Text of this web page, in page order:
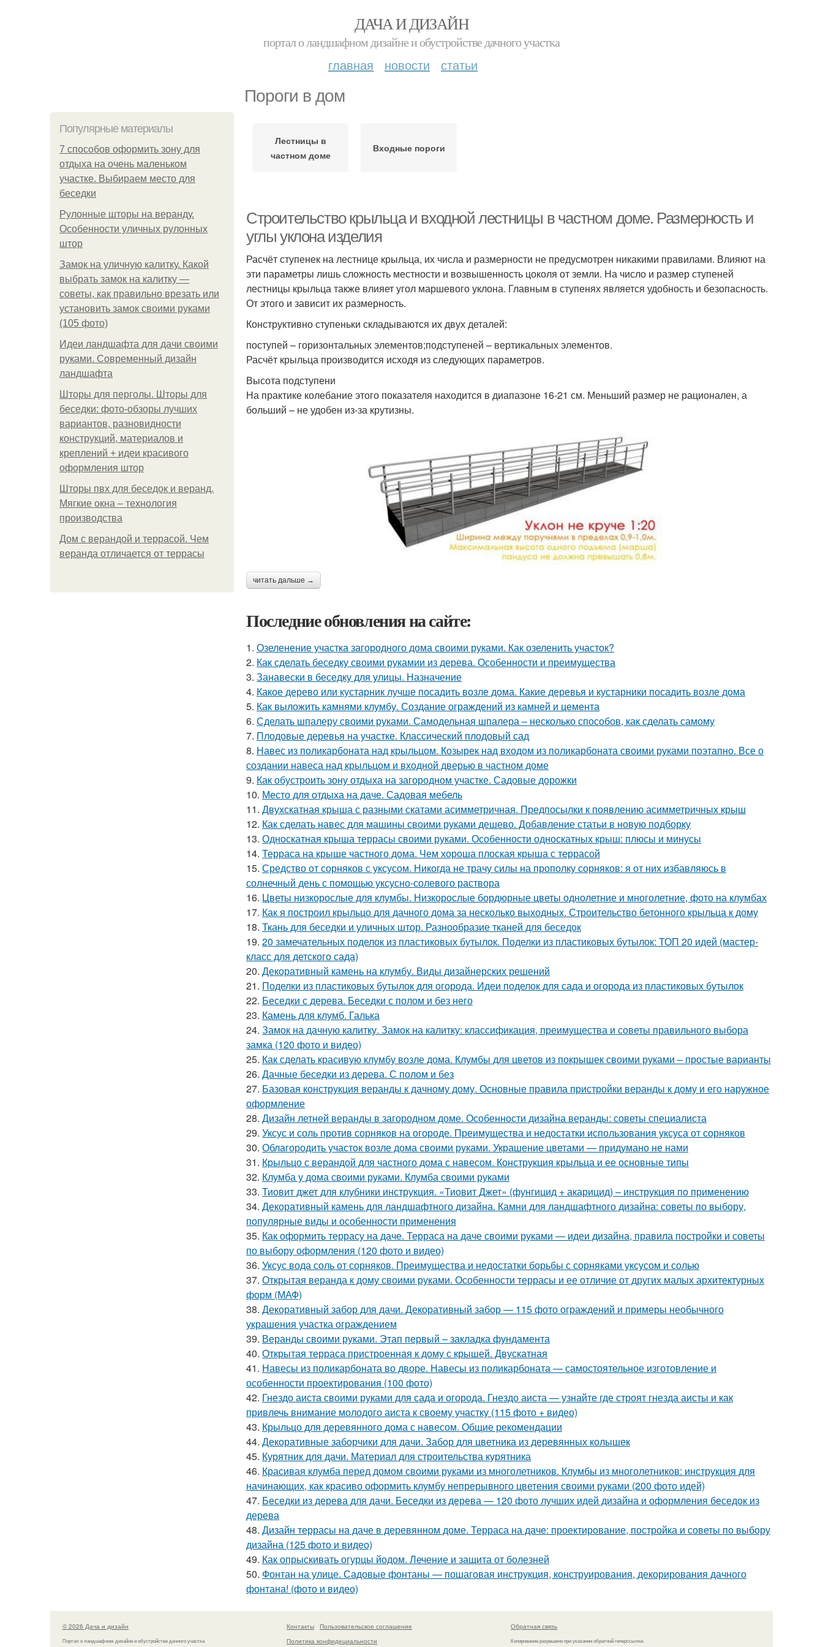
ДАЧА И ДИЗАЙН
портал о ландшафном дизайне и обустройстве дачного участка
главная новости статьи
Пороги в дом
Популярные материалы
7 способов оформить зону для
отдыха на очень маленьком
участке. Выбираем место для
беседки
Рулонные шторы на веранду.
Особенности уличных рулонных
штор
Замок на уличную калитку. Какой
выбрать замок на калитку —
советы, как правильно врезать или
установить замок своими руками
(105 фото)
Идеи ландшафта для дачи своими
руками. Современный дизайн
ландшафта
Шторы для перголы. Шторы для
беседки: фото-обзоры лучших
вариантов, разновидности
конструкций, материалов и
креплений + идеи красивого
оформления штор
Шторы пвх для беседок и веранд.
Мягкие окна – технология
производства
Дом с верандой и террасой. Чем
веранда отличается от террасы
Лестницы в
частном доме
Входные пороги
Строительство крыльца и входной лестницы в частном доме. Размерность и
углы уклона изделия
Расчёт ступенек на лестнице крыльца, их числа и размерности не предусмотрен никакими правилами. Влияют на
эти параметры лишь сложность местности и возвышенность цоколя от земли. На число и размер ступеней
лестницы крыльца также влияет угол маршевого уклона. Главным в ступенях является удобность и безопасность.
От этого и зависит их размерность.
Конструктивно ступеньки складываются их двух деталей:
поступей – горизонтальных элементов;подступеней – вертикальных элементов.
Расчёт крыльца производится исходя из следующих параметров.
Высота подступени
На практике колебание этого показателя находится в диапазоне 16-21 см. Меньший размер не рационален, а
больший – не удобен из-за крутизны.
читать дальше →
Последние обновления на сайте:
1. Озеленение участка загородного дома своими руками. Как озеленить участок?
2. Как сделать беседку своими рукамии из дерева. Особенности и преимущества
3. Занавески в беседку для улицы. Назначение
4. Какое дерево или кустарник лучше посадить возле дома. Какие деревья и кустарники посадить возле дома
5. Как выложить камнями клумбу. Создание ограждений из камней и цемента
6. Сделать шпалеру своими руками. Самодельная шпалера – несколько способов, как сделать самому
7. Плодовые деревья на участке. Классический плодовый сад
8. Навес из поликарбоната над крыльцом. Козырек над входом из поликарбоната своими руками поэтапно. Все о
создании навеса над крыльцом и входной дверью в частном доме
9. Как обустроить зону отдыха на загородном участке. Садовые дорожки
10. Место для отдыха на даче. Садовая мебель
11. Двухскатная крыша с разными скатами асимметричная. Предпосылки к появлению асимметричных крыш
12. Как сделать навес для машины своими руками дешево. Добавление статьи в новую подборку
13. Односкатная крыша террасы своими руками. Особенности односкатных крыш: плюсы и минусы
14. Терраса на крыше частного дома. Чем хороша плоская крыша с террасой
15. Средство от сорняков с уксусом. Никогда не трачу силы на прополку сорняков: я от них избавляюсь в
солнечный день с помощью уксусно-солевого раствора
16. Цветы низкорослые для клумбы. Низкорослые бордюрные цветы однолетние и многолетние, фото на клумбах
17. Как я построил крыльцо для дачного дома за несколько выходных. Строительство бетонного крыльца к дому
18. Ткань для беседки и уличных штор. Разнообразие тканей для беседок
19. 20 замечательных поделок из пластиковых бутылок. Поделки из пластиковых бутылок: ТОП 20 идей (мастер-
класс для детского сада)
20. Декоративный камень на клумбу. Виды дизайнерских решений
21. Поделки из пластиковых бутылок для огорода. Идеи поделок для сада и огорода из пластиковых бутылок
22. Беседки с дерева. Беседки с полом и без него
23. Камень для клумб. Галька
24. Замок на дачную калитку. Замок на калитку: классификация, преимущества и советы правильного выбора
замка (120 фото и видео)
25. Как сделать красивую клумбу возле дома. Клумбы для цветов из покрышек своими руками – простые варианты
26. Дачные беседки из дерева. С полом и без
27. Базовая конструкция веранды к дачному дому. Основные правила пристройки веранды к дому и его наружное
оформление
28. Дизайн летней веранды в загородном доме. Особенности дизайна веранды: советы специалиста
29. Уксус и соль против сорняков на огороде. Преимущества и недостатки использования уксуса от сорняков
30. Облагородить участок возле дома своими руками. Украшение цветами — придумано не нами
31. Крыльцо с верандой для частного дома с навесом. Конструкция крыльца и ее основные типы
32. Клумба у дома своими руками. Клумба своими руками
33. Тиовит джет для клубники инструкция. «Тиовит Джет» (фунгицид + акарицид) – инструкция по применению
34. Декоративный камень для ландшафтного дизайна. Камни для ландшафтного дизайна: советы по выбору,
популярные виды и особенности применения
35. Как оформить террасу на даче. Терраса на даче своими руками — идеи дизайна, правила постройки и советы
по выбору оформления (120 фото и видео)
36. Уксус вода соль от сорняков. Преимущества и недостатки борьбы с сорняками уксусом и солью
37. Открытая веранда к дому своими руками. Особенности террасы и ее отличие от других малых архитектурных
форм (МАФ)
38. Декоративный забор для дачи. Декоративный забор — 115 фото ограждений и примеры необычного
украшения участка ограждением
39. Веранды своими руками. Этап первый – закладка фундамента
40. Открытая терраса пристроенная к дому с крышей. Двускатная
41. Навесы из поликарбоната во дворе. Навесы из поликарбоната — самостоятельное изготовление и
особенности проектирования (100 фото)
42. Гнездо аиста своими руками для сада и огорода. Гнездо аиста — узнайте где строят гнезда аисты и как
привлечь внимание молодого аиста к своему участку (115 фото + видео)
43. Крыльцо для деревянного дома с навесом. Общие рекомендации
44. Декоративные заборчики для дачи. Забор для цветника из деревянных колышек
45. Курятник для дачи. Материал для строительства курятника
46. Красивая клумба перед домом своими руками из многолетников. Клумбы из многолетников: инструкция для
начинающих, как красиво оформить клумбу непрерывного цветения своими руками (200 фото идей)
47. Беседки из дерева для дачи. Беседки из дерева — 120 фото лучших идей дизайна и оформления беседок из
дерева
48. Дизайн террасы на даче в деревянном доме. Терраса на даче: проектирование, постройка и советы по выбору
дизайна (125 фото и видео)
49. Как опрыскивать огурцы йодом. Лечение и защита от болезней
50. Фонтан на улице. Садовые фонтаны — пошаговая инструкция, конструирования, декорирования дачного
фонтана! (фото и видео)
© 2026 Дача и дизайн
Портал о ландшафном дизайне и обустройстве дачного участка
Контакты
Пользовательское соглашение
Политика конфидециальности
Обратная связь
Копирование разрешено при указании обратной гиперссылки.